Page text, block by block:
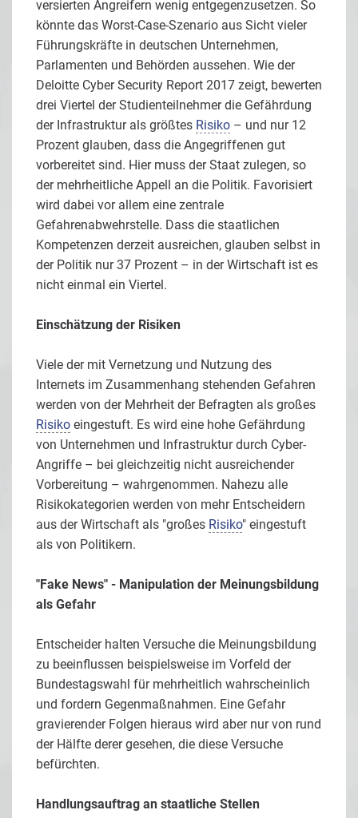
versierten Angreifern wenig entgegenzusetzen. So
könnte das Worst-Case-Szenario aus Sicht vieler
Führungskräfte in deutschen Unternehmen,
Parlamenten und Behörden aussehen. Wie der
Deloitte Cyber Security Report 2017 zeigt, bewerten
drei Viertel der Studienteilnehmer die Gefährdung
der Infrastruktur als größtes Risiko – und nur 12
Prozent glauben, dass die Angegriffenen gut
vorbereitet sind. Hier muss der Staat zulegen, so
der mehrheitliche Appell an die Politik. Favorisiert
wird dabei vor allem eine zentrale
Gefahrenabwehrstelle. Dass die staatlichen
Kompetenzen derzeit ausreichen, glauben selbst in
der Politik nur 37 Prozent – in der Wirtschaft ist es
nicht einmal ein Viertel.
Einschätzung der Risiken
Viele der mit Vernetzung und Nutzung des
Internets im Zusammenhang stehenden Gefahren
werden von der Mehrheit der Befragten als großes
Risiko eingestuft. Es wird eine hohe Gefährdung
von Unternehmen und Infrastruktur durch Cyber-
Angriffe – bei gleichzeitig nicht ausreichender
Vorbereitung – wahrgenommen. Nahezu alle
Risikokategorien werden von mehr Entscheidern
aus der Wirtschaft als "großes Risiko" eingestuft
als von Politikern.
"Fake News" - Manipulation der Meinungsbildung
als Gefahr
Entscheider halten Versuche die Meinungsbildung
zu beeinflussen beispielsweise im Vorfeld der
Bundestagswahl für mehrheitlich wahrscheinlich
und fordern Gegenmaßnahmen. Eine Gefahr
gravierender Folgen hieraus wird aber nur von rund
der Hälfte derer gesehen, die diese Versuche
befürchten.
Handlungsauftrag an staatliche Stellen